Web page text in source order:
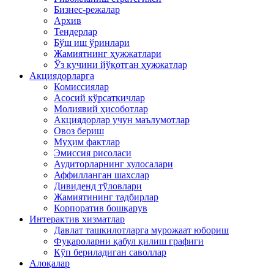
Бизнес-режалар
Архив
Тендерлар
Бўш иш ўринлари
Жамиятнинг ҳужжатлари
Ўз кучини йўқотган ҳужжатлар
Акциядорларга
Комиссиялар
Асосий кўрсаткичлар
Молиявий ҳисоботлар
Акциядорлар учун маълумотлар
Овоз бериш
Муҳим фактлар
Эмиссия рисоласи
Аудиторларнинг хулосалари
Аффилланган шахслар
Дивиденд тўловлари
Жамиятининг тадбирлар
Корпоратив бошқарув
Интерактив хизматлар
Давлат ташкилотларга мурожаат юбориш
Фуқароларни қабул қилиш графиги
Кўп бериладиган саволлар
Алоқалар